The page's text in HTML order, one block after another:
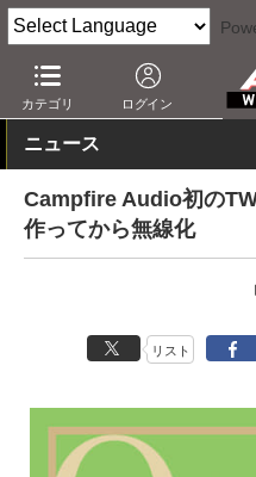
カテゴリ ログイン
AV Watch 製品 ヘッドフォ
ニュース
Campfire Audio初の
作ってから無線化
リスト